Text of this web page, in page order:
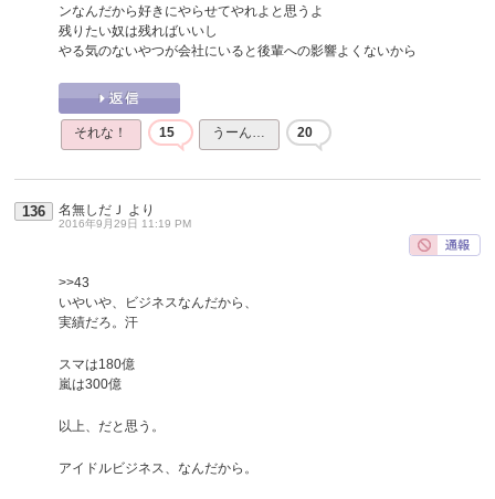
ンなんだから好きにやらせてやれよと思うよ
残りたい奴は残ればいいし
やる気のないやつが会社にいると後輩への影響よくないから
それな！ 15 うーん… 20
136 名無しだＪ より
2016年9月29日 11:19 PM
>>43
いやいや、ビジネスなんだから、
実績だろ。汗
スマは180億
嵐は300億
以上、だと思う。
アイドルビジネス、なんだから。